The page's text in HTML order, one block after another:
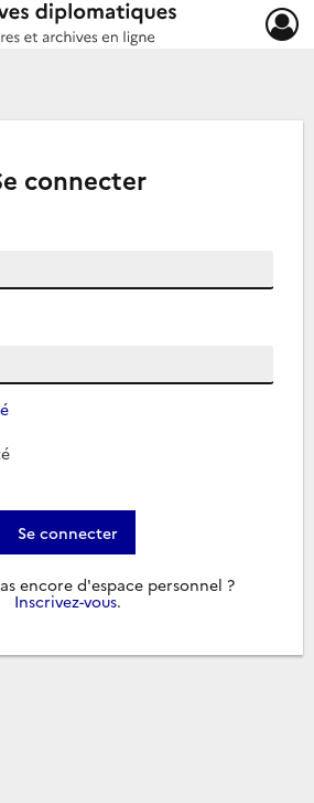
connecter
Se connecter
encore d'espace personnel ?
Inscrivez-vous.